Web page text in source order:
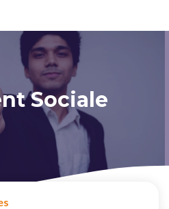
Sociale